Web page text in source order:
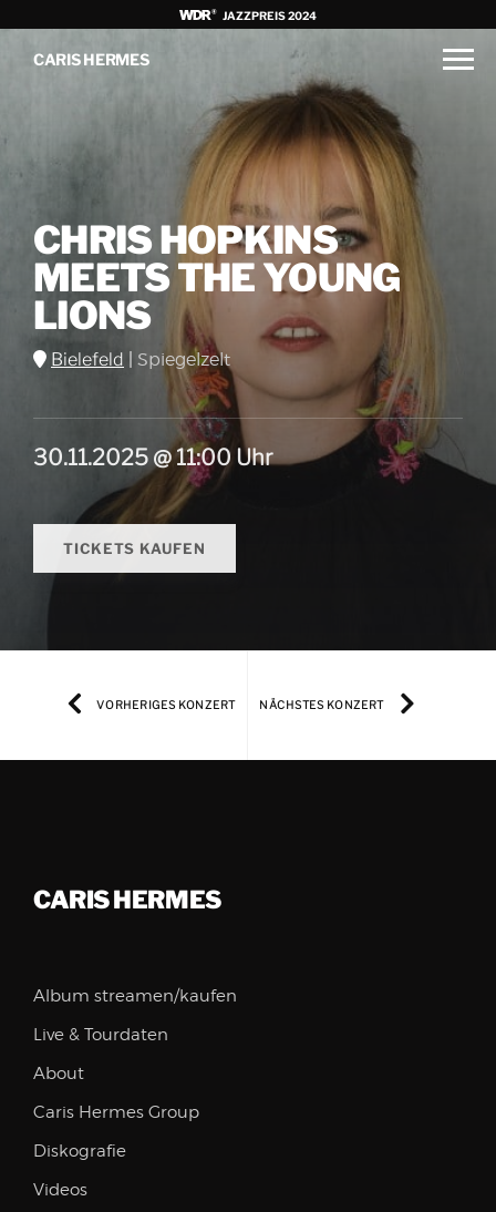
JAZZPREIS 2024
CARIS HERMES
CHRIS HOPKINS
MEETS THE YOUNG
LIONS
Bielefeld Spiegelzelt
30.11.2025 @ 11:00 Uhr
TICKETS KAUFEN
VORHERIGES KONZERT NÄCHSTES KONZERT
CARIS HERMES
Album streamen/kaufen
Live & Tourdaten
About
Caris Hermes Group
Diskografie
Videos